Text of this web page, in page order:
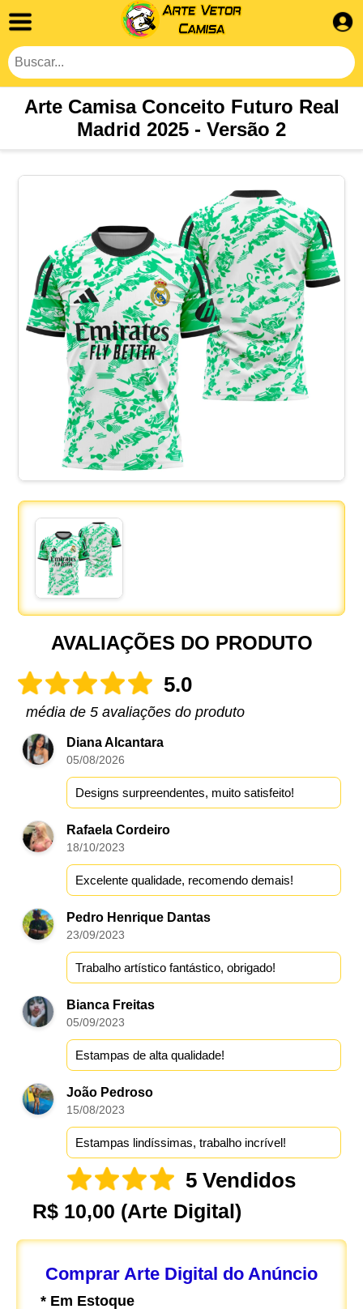
Arte Camisa Conceito Futuro Real
Madrid 2025 - Versão 2
AVALIAÇÕES DO PRODUTO
5.0
média de 5 avaliações do produto
Diana Alcantara
05/08/2026
Designs surpreendentes, muito satisfeito!
Rafaela Cordeiro
18/10/2023
Excelente qualidade, recomendo demais!
Pedro Henrique Dantas
23/09/2023
Trabalho artístico fantástico, obrigado!
Bianca Freitas
05/09/2023
Estampas de alta qualidade!
João Pedroso
15/08/2023
Estampas lindíssimas, trabalho incrível!
5 Vendidos
R$ 10,00 (Arte Digital)
Comprar Arte Digital do Anúncio
* Em Estoque